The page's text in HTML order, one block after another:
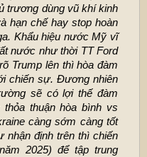
trương dùng vũ khí kinh
hạn chế hay stop hoàn
Khẩu hiệu nước Mỹ vĩ
nước như thời TT Ford
Trump lên thì hòa đàm
chiến sự. Đương nhiên
sẽ có lợi thế đàm
thuận hòa bình vs
càng sớm càng tốt
nhận định trên thì chiến
2025) để tập trung